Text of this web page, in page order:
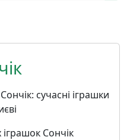
сучасні іграшки
Сончік